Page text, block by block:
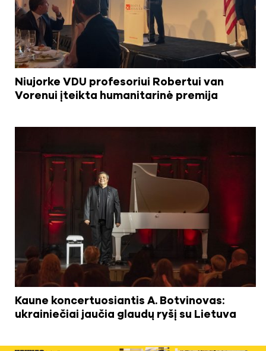
Niujorke VDU profesoriui Robertui van
Vorenui įteikta humanitarinė premija
Kaune koncertuosiantis A. Botvinovas:
ukrainiečiai jaučia glaudų ryšį su Lietuva